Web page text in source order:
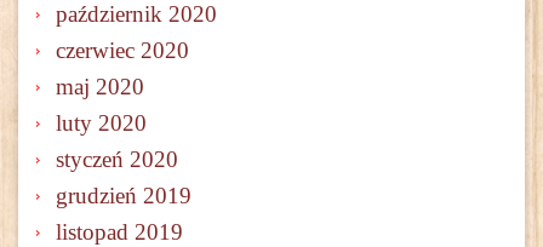
październik 2020
czerwiec 2020
maj 2020
luty 2020
styczeń 2020
grudzień 2019
listopad 2019